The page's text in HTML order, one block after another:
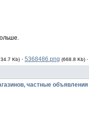
Kb) · 5368486.png (668.8 Kb) ·
частные объявления